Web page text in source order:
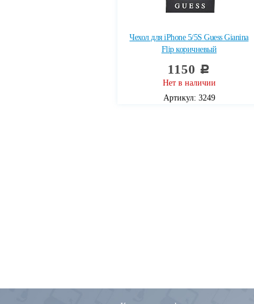
Чехол для iPhone 5/5S Guess Gianina
Flip коричневый
1150 c
Нет в наличии
Артикул: 3249